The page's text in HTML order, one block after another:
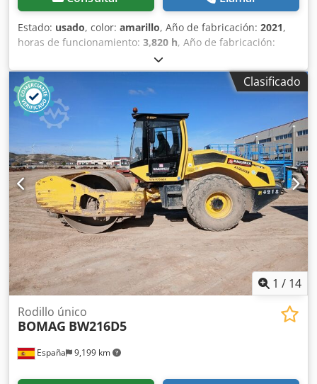
Estado: usado, color: amarillo, Año de fabricación: 2021,
horas de funcionamiento: 3,820 h, Año de fabricación:
2021 Peso en vacío: 16.000 kg Dimensiones (lxanxal): 622 x
230 x 299 cm Tipo de motor: Deutz DEUTZ TCD4.1 L-4
Ubicación: Sagunto (Valencia) Dcedpfx Alox Sqhisaok
Rodillo de compactación usado, de hombre sentado marca
Bomag , modelo BW216 D5 . Se trata de una apisonadora
de ruedas y un solo tambor de 16 toneladas. Este versátil
compactador se adapta sin problema a cualquier lugar del
trabajo, proporcionando resultados de compactación y
apisonamiento líderes del sector en obras pequeñas o
medianas, en trabajos de construcción de infraestructura
de transporte como carreteras o construcción de edificios.
El rodillo compactador de ocasión BW216 D5 tiene un peso
de 15.990 kg. y una anchura de tambor de 2,13 m. Ancho
de tambor: 2.130 mm Diámetro de tambor: 1.500 mm
Capacidad de depósito: 250 l Amplitud: 2,10/1,10 mm CE
Clasificado
1 / 14
España 9,199 km
Rodillo único
BOMAG BW216D5